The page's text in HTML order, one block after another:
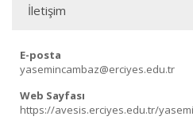
İletişim
E-posta
yasemincambaz@erciyes.edu.tr
Web Sayfası
https://avesis.erciyes.edu.tr/